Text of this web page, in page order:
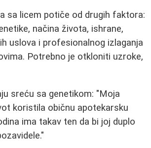
sa licem potiče od drugih faktora:
načina života, ishrane,
uslova i profesionalnog izlaganja
Potrebno je otkloniti uzroke,
sreću sa genetikom: "Moja
koristila običnu apotekarsku
ima takav ten da bi joj duplo